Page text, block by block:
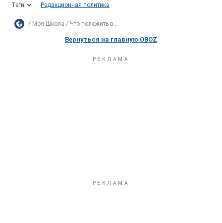
Теги Редакционная политика
Моя Школа Что положить в...
Вернуться на главную OBOZ